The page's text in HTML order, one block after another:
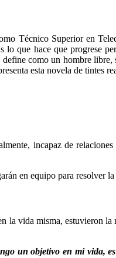
Técnico Superior en
que hace que progrese
como un hombre
esta novela de tintes
incapaz de
en equipo para resolver
la vida misma, estuvieron
un objetivo en mi vida,